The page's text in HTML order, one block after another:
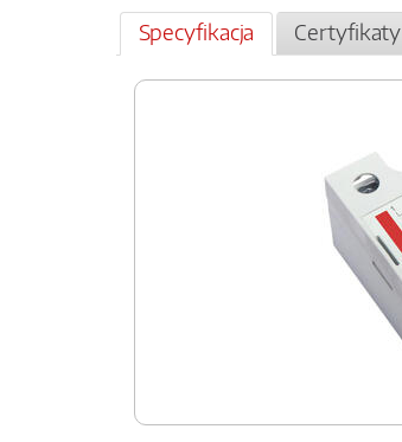
Specyfikacja Certyfikaty